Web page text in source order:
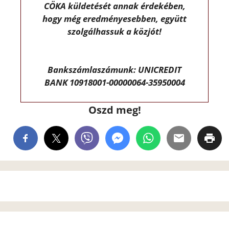
CÖKA küldetését annak érdekében,
hogy még eredményesebben, együtt
szolgálhassuk a közjót!
Bankszámlaszámunk: UNICREDIT
BANK 10918001-00000064-35950004
Oszd meg!